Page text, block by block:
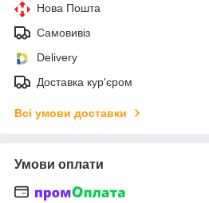
Нова Пошта
Самовивіз
Delivery
Доставка кур'єром
Всі умови доставки
Умови оплати